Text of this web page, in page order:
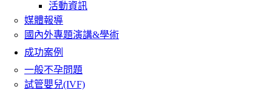
活動資訊
媒體報導
國內外專題演講&學術
成功案例
一般不孕問題
試管嬰兒(IVF)